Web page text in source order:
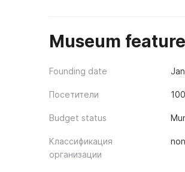
Museum
Founding date
Посетители
Budget status
Классификация
организации